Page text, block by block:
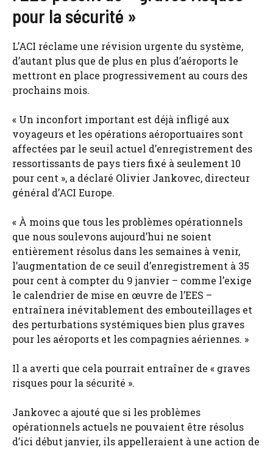
pour la sécurité »
L’ACI réclame une révision urgente du système,
d’autant plus que de plus en plus d’aéroports le
mettront en place progressivement au cours des
prochains mois.
« Un inconfort important est déjà infligé aux
voyageurs et les opérations aéroportuaires sont
affectées par le seuil actuel d’enregistrement des
ressortissants de pays tiers fixé à seulement 10
pour cent », a déclaré Olivier Jankovec, directeur
général d’ACI Europe.
« À moins que tous les problèmes opérationnels
que nous soulevons aujourd’hui ne soient
entièrement résolus dans les semaines à venir,
l’augmentation de ce seuil d’enregistrement à 35
pour cent à compter du 9 janvier – comme l’exige
le calendrier de mise en œuvre de l’EES –
entraînera inévitablement des embouteillages et
des perturbations systémiques bien plus graves
pour les aéroports et les compagnies aériennes. »
Il a averti que cela pourrait entraîner de « graves
risques pour la sécurité ».
Jankovec a ajouté que si les problèmes
opérationnels actuels ne pouvaient être résolus
d’ici début janvier, ils appelleraient à une action de